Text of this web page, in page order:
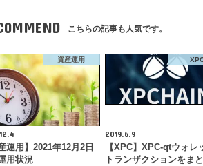
こちらの記事も人気です。
資産運用
運用】2021年12月2日
用状況
2019.6.9
【XPC】XPC-qtウォレ
トランザクションをま